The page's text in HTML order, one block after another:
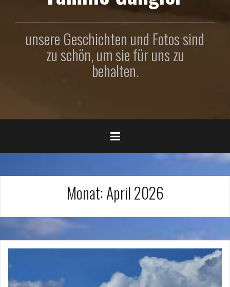
unsere Geschichten und Fotos sind
zu schön, um sie für uns zu
behalten.
Monat:April 2026